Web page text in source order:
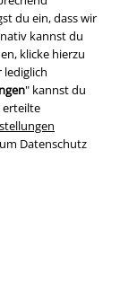
du ein, dass wir
kannst du
klicke hierzu
lediglich
" kannst du
erteilte
Datenschutz